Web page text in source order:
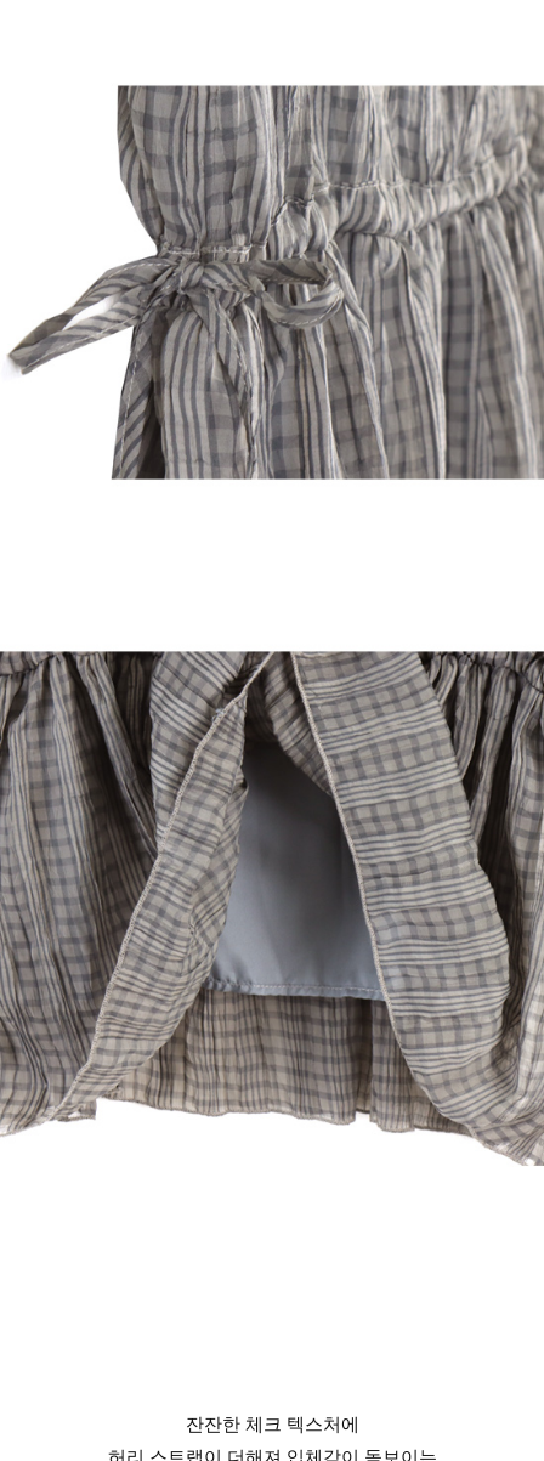
잔잔한 체크 텍스처에
허리 스트랩이 더해져 입체감이 돋보이는